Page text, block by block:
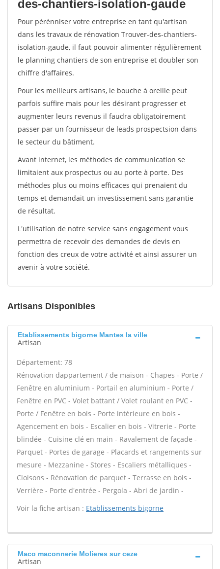
des-chantiers-isolation-gaude
Pour pérénniser votre entreprise en tant qu'artisan
dans les travaux de rénovation Trouver-des-chantiers-
isolation-gaude, il faut pouvoir alimenter régulièrement
le planning chantiers de son entreprise et doubler son
chiffre d'affaires.
Pour les meilleurs artisans, le bouche à oreille peut
parfois suffire mais pour les désirant progresser et
augmenter leurs revenus il faudra obligatoirement
passer par un fournisseur de leads prospectsion dans
le secteur du bâtiment.
Avant internet, les méthodes de communication se
limitaient aux prospectus ou au porte à porte. Des
méthodes plus ou moins efficaces qui prenaient du
temps et demandait un investissement sans garantie
de résultat.
L'utilisation de notre service sans engagement vous
permettra de recevoir des demandes de devis en
fonction des creux de votre activité et ainsi assurer un
avenir à votre société.
Artisans Disponibles
Etablissements bigorne Mantes la ville
Artisan
Département: 78
Rénovation dappartement / de maison - Chapes - Porte /
Fenêtre en aluminium - Portail en aluminium - Porte /
Fenêtre en PVC - Volet battant / Volet roulant en PVC -
Porte / Fenêtre en bois - Porte intérieure en bois -
Agencement en bois - Escalier en bois - Vitrerie - Porte
blindée - Cuisine clé en main - Ravalement de façade -
Parquet - Portes de garage - Placards et rangements sur
mesure - Mezzanine - Stores - Escaliers métalliques -
Cloisons - Rénovation de parquet - Terrasse en bois -
Verrière - Porte d'entrée - Pergola - Abri de jardin -
Voir la fiche artisan : Etablissements bigorne
Maco maconnerie Molieres sur ceze
Artisan